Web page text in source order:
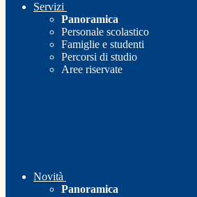
Servizi
Panoramica
Personale scolastico
Famiglie e studenti
Percorsi di studio
Aree riservate
Novità
Panoramica